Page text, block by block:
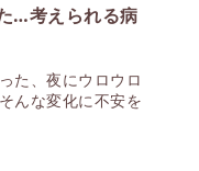
…考えられる病
た、夜にウロウロ
んな変化に不安を